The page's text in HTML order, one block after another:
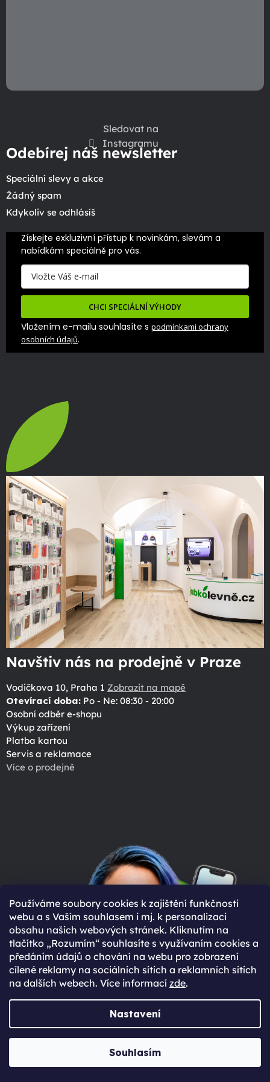
Používáme soubory cookies k zajištění funkčnosti
webu a s Vaším souhlasem i mj. k personalizaci
obsahu našich webových stránek. Kliknutím na
tlačítko „Rozumím“ souhlasíte s využívaním cookies a
předáním údajů o chování na webu pro zobrazení
cílené reklamy na sociálních sítích a reklamních sítích
na dalších webech. Více informací zde.
Nastavení
Souhlasím
Sledovat na
Instagramu
Odebírej náš newsletter
Speciální slevy a akce
Žádný spam
Kdykoliv se odhlásíš
Získejte exkluzivní přístup k novinkám, slevám a
nabídkám speciálně pro vás.
CHCI SPECIÁLNÍ VÝHODY
Vložením e-mailu souhlasíte s podmínkami ochrany
osobních údajů.
Navštiv nás na prodejně v Praze
Vodičkova 10, Praha 1 Zobrazit na mapě
Otevírací doba: Po - Ne: 08:30 - 20:00
Osobní odběr e-shopu
Výkup zařízení
Platba kartou
Servis a reklamace
Více o prodejně